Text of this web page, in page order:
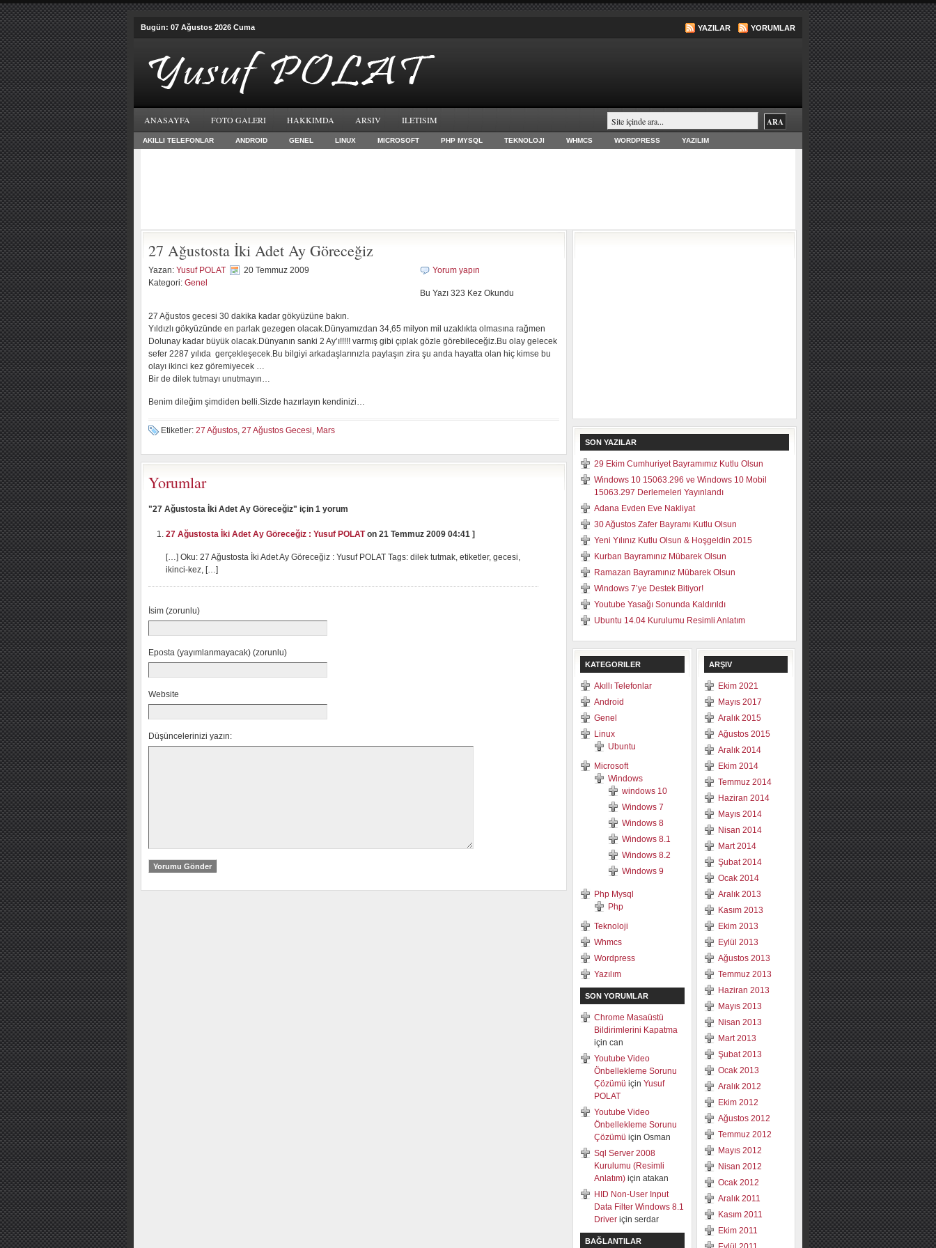
Bugün: 07 Ağustos 2026 Cuma YAZILAR YORUMLAR
ANASAYFA FOTO GALERI HAKKIMDA ARSIV ILETISIM
AKILLI TELEFONLAR ANDROID GENEL LINUX MICROSOFT PHP MYSQL TEKNOLOJI WHMCS WORDPRESS YAZILIM
27 Ağustosta İki Adet Ay Göreceğiz
Yazan: Yusuf POLAT
20 Temmuz 2009
Kategori: Genel
Yorum yapın
Bu Yazı 323 Kez Okundu
27 Ağustos gecesi 30 dakika kadar gökyüzüne bakın.
Yıldızlı gökyüzünde en parlak gezegen olacak.Dünyamızdan 34,65 milyon mil uzaklıkta olmasına rağmen
Dolunay kadar büyük olacak.Dünyanın sanki 2 Ay’ı!!!!! varmış gibi çıplak gözle görebileceğiz.Bu olay gelecek
sefer 2287 yılıda gerçekleşecek.Bu bilgiyi arkadaşlarınızla paylaşın zira şu anda hayatta olan hiç kimse bu
olayı ikinci kez göremiyecek …
Bir de dilek tutmayı unutmayın…
Benim dileğim şimdiden belli.Sizde hazırlayın kendinizi…
Etiketler: 27 Ağustos, 27 Ağustos Gecesi, Mars
Yorumlar
"27 Ağustosta İki Adet Ay Göreceğiz" için 1 yorum
27 Ağustosta İki Adet Ay Göreceğiz : Yusuf POLATon 21 Temmuz 2009 04:41 ]
[…] Oku: 27 Ağustosta İki Adet Ay Göreceğiz : Yusuf POLAT Tags: dilek tutmak, etiketler, gecesi,
ikinci-kez, […]
İsim (zorunlu)
Eposta (yayımlanmayacak) (zorunlu)
Website
Düşüncelerinizi yazın:
SON YAZILAR
29 Ekim Cumhuriyet Bayramımız Kutlu Olsun
Windows 10 15063.296 ve Windows 10 Mobil
15063.297 Derlemeleri Yayınlandı
Adana Evden Eve Nakliyat
30 Ağustos Zafer Bayramı Kutlu Olsun
Yeni Yılınız Kutlu Olsun & Hoşgeldin 2015
Kurban Bayramınız Mübarek Olsun
Ramazan Bayramınız Mübarek Olsun
Windows 7’ye Destek Bitiyor!
Youtube Yasağı Sonunda Kaldırıldı
Ubuntu 14.04 Kurulumu Resimli Anlatım
KATEGORILER
Akıllı Telefonlar
Android
Genel
Linux
Ubuntu
Microsoft
Windows
windows 10
Windows 7
Windows 8
Windows 8.1
Windows 8.2
Windows 9
Php Mysql
Php
Teknoloji
Whmcs
Wordpress
Yazılım
SON YORUMLAR
Chrome Masaüstü
Bildirimlerini Kapatma
için can
Youtube Video
Önbellekleme Sorunu
Çözümü için Yusuf
POLAT
Youtube Video
Önbellekleme Sorunu
Çözümü için Osman
Sql Server 2008
Kurulumu (Resimli
Anlatım) için atakan
HID Non-User Input
Data Filter Windows 8.1
Driver için serdar
BAĞLANTILAR
ARŞIV
Ekim 2021
Mayıs 2017
Aralık 2015
Ağustos 2015
Aralık 2014
Ekim 2014
Temmuz 2014
Haziran 2014
Mayıs 2014
Nisan 2014
Mart 2014
Şubat 2014
Ocak 2014
Aralık 2013
Kasım 2013
Ekim 2013
Eylül 2013
Ağustos 2013
Temmuz 2013
Haziran 2013
Mayıs 2013
Nisan 2013
Mart 2013
Şubat 2013
Ocak 2013
Aralık 2012
Ekim 2012
Ağustos 2012
Temmuz 2012
Mayıs 2012
Nisan 2012
Ocak 2012
Aralık 2011
Kasım 2011
Ekim 2011